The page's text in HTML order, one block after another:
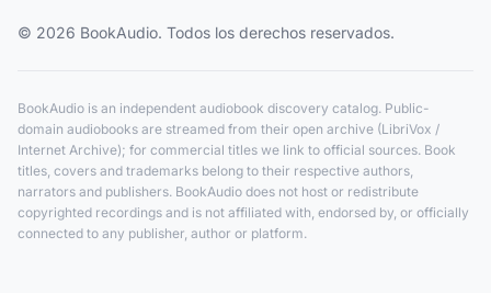
© 2026 BookAudio. Todos los derechos reservados.
BookAudio is an independent audiobook discovery catalog. Public-
domain audiobooks are streamed from their open archive (LibriVox /
Internet Archive); for commercial titles we link to official sources. Book
titles, covers and trademarks belong to their respective authors,
narrators and publishers. BookAudio does not host or redistribute
copyrighted recordings and is not affiliated with, endorsed by, or officially
connected to any publisher, author or platform.